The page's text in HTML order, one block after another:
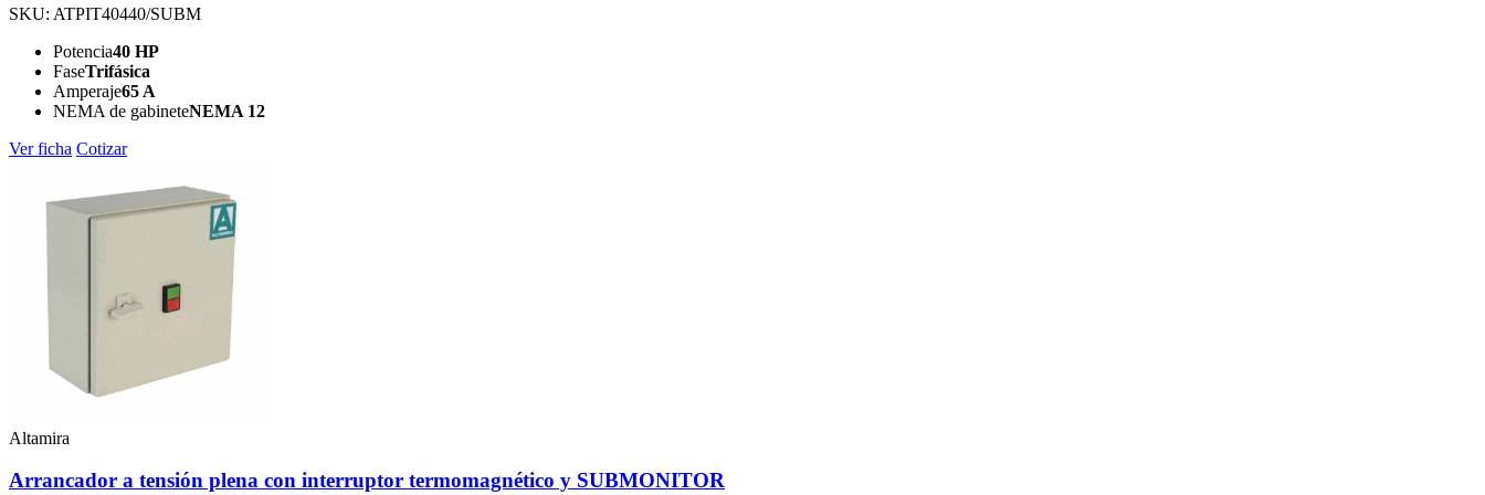
SKU: ATPIT40440/SUBM
Potencia40 HP
FaseTrifásica
Amperaje65 A
NEMA de gabineteNEMA 12
Ver ficha Cotizar
Altamira
Arrancador a tensión plena con interruptor termomagnético y SUBMONITOR